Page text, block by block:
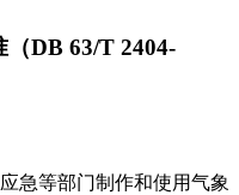
DB 63/T 2404-
急等部门制作和使用气象